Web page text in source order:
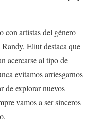
con artistas del género
Eliut destaca que
acercarse al tipo de
evitamos arriesgarnos
de explorar nuevos
vamos a ser sinceros